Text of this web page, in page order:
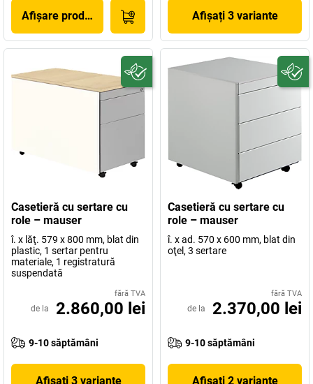
Afișare produs Afișați 3 variante
Casetieră cu sertare cu
role – mauser
î. x lăţ. 579 x 800 mm, blat din
plastic, 1 sertar pentru
materiale, 1 registratură
suspendată
fără TVA
de la 2.860,00 lei
9-10 săptămâni
Afișați 3 variante
Casetieră cu sertare cu
role – mauser
î. x ad. 570 x 600 mm, blat din
oţel, 3 sertare
fără TVA
de la 2.370,00 lei
9-10 săptămâni
Afișați 2 variante